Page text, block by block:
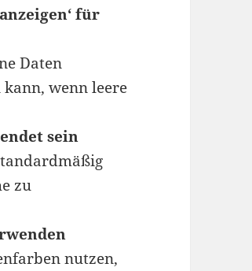
für
Daten
wenn leere
sein
zu
nutzen,